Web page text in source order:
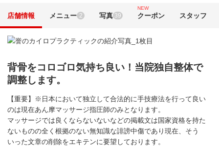
店舗情報 メニュー 2 写真 39
NEW
クーポン スタッフ
背骨をコロゴロ気持ち良い！当院独自整体で
調整します。
【重要】※日本において独立して合法的に手技療法を行って良い
のは現在あん摩マッサージ指圧師のみとなります。
マッサージでは良くならないないなどの掲載文は国家資格を持た
ないものの全く根拠のない無知識な誹謗中傷であり現在、そう
いった文章の削除をエキテンに要望しております。